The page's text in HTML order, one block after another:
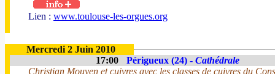
Lien : www.toulouse-les-orgues.org
Mercredi 2 Juin 2010
17:00
Périgueux (24) - Cathédrale
Christian Mouyen et cuivres avec les classes de cuivres du